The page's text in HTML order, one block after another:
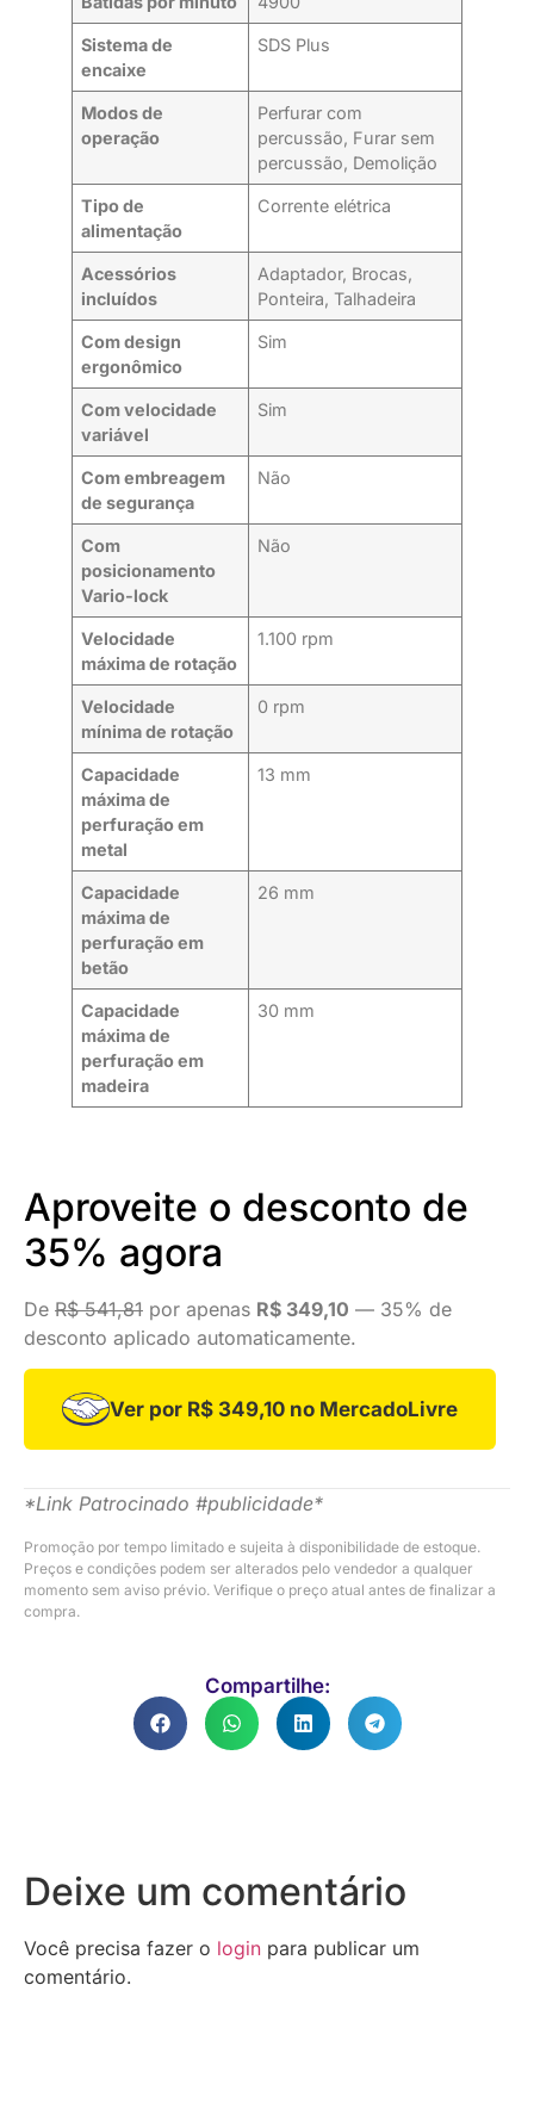
Sistema de
encaixe
SDS Plus
Modos de
operação
Perfurar com
percussão, Furar sem
percussão, Demolição
Tipo de
alimentação
Corrente elétrica
Acessórios
incluídos
Adaptador, Brocas,
Ponteira, Talhadeira
Com design
ergonômico
Sim
Com velocidade
variável
Sim
Com embreagem
de segurança
Não
Com
posicionamento
Vario-lock
Não
Velocidade
máxima de rotação
1.100 rpm
Velocidade
mínima de rotação
0 rpm
Capacidade
máxima de
perfuração em
metal
13 mm
Capacidade
máxima de
perfuração em
betão
26 mm
Capacidade
máxima de
perfuração em
madeira
30 mm
Aproveite o desconto de
35% agora
De R$ 541,81 por apenas R$ 349,10 — 35% de
desconto aplicado automaticamente.
Ver por R$ 349,10 no MercadoLivre
*Link Patrocinado #publicidade*
Promoção por tempo limitado e sujeita à disponibilidade de estoque.
Preços e condições podem ser alterados pelo vendedor a qualquer
momento sem aviso prévio. Verifique o preço atual antes de finalizar a
compra.
Compartilhe:
Deixe um comentário
Você precisa fazer o login para publicar um
comentário.